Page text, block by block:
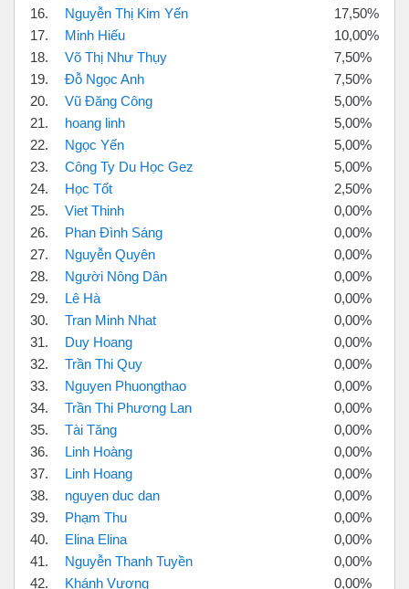
16.
Nguyễn Thị Kim Yến
17,50%
17.
Minh Hiếu
10,00%
18.
Võ Thị Như Thụy
7,50%
19.
Đỗ Ngọc Anh
7,50%
20.
Vũ Đăng Công
5,00%
21.
hoang linh
5,00%
22.
Ngọc Yến
5,00%
23.
Công Ty Du Học Gez
5,00%
24.
Học Tốt
2,50%
25.
Viet Thinh
0,00%
26.
Phan Đình Sáng
0,00%
27.
Nguyễn Quyên
0,00%
28.
Người Nông Dân
0,00%
29.
Lê Hà
0,00%
30.
Tran Minh Nhat
0,00%
31.
Duy Hoang
0,00%
32.
Trần Thi Quy
0,00%
33.
Nguyen Phuongthao
0,00%
34.
Trần Thi Phương Lan
0,00%
35.
Tài Tăng
0,00%
36.
Linh Hoàng
0,00%
37.
Linh Hoang
0,00%
38.
nguyen duc dan
0,00%
39.
Phạm Thu
0,00%
40.
Elina Elina
0,00%
41.
Nguyễn Thanh Tuyền
0,00%
42.
Khánh Vương
0,00%